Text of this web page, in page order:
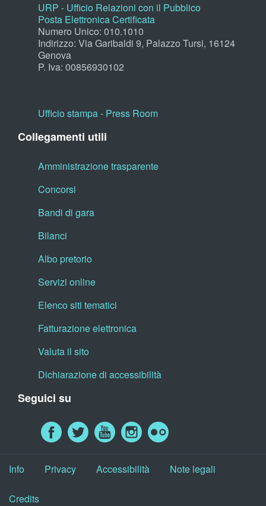
URP - Ufficio Relazioni con il Pubblico
Posta Elettronica Certificata
Numero Unico: 010.1010
Indirizzo: Via Garibaldi 9, Palazzo Tursi, 16124
Genova
P. Iva: 00856930102
Ufficio stampa - Press Room
Collegamenti utili
Amministrazione trasparente
Concorsi
Bandi di gara
Bilanci
Albo pretorio
Servizi online
Elenco siti tematici
Fatturazione elettronica
Valuta il sito
Dichiarazione di accessibilità
Seguici su
Info Privacy Accessibilità Note legali
Credits